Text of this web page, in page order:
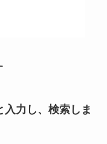
力し、検索しま